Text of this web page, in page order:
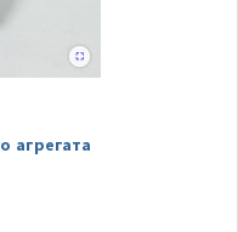
агрегата